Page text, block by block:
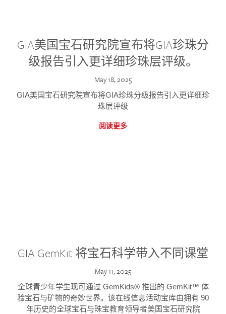
GIA美国宝石研究院宣布将GIA珍珠分
级报告引入更详细珍珠层评级。
May 18, 2025
GIA美国宝石研究院宣布将GIA珍珠分级报告引入更详细珍
珠层评级
阅读更多
GIA GemKit 将宝石科学带入不同课堂
May 11, 2025
全球青少年学生现可通过 GemKids® 推出的 GemKit™ 体
验宝石与矿物的奇妙世界。该在线信息活动宝库由拥有 90
年历史的全球宝石与珠宝教育领导者美国宝石研究院